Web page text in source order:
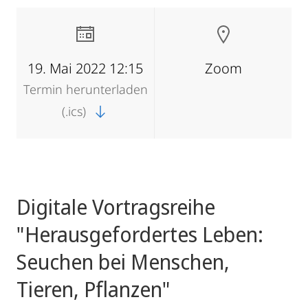
19. Mai 2022 12:15
Termin herunterladen
(.ics)
Zoom
Digitale Vortragsreihe
"Herausgefordertes Leben:
Seuchen bei Menschen,
Tieren, Pflanzen"